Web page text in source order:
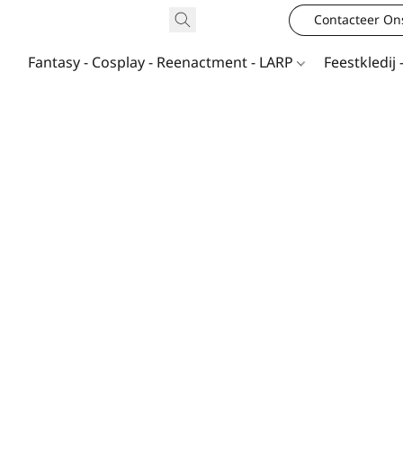
Contacteer
Fantasy - Cosplay - Reenactment - LARP Feestkledij